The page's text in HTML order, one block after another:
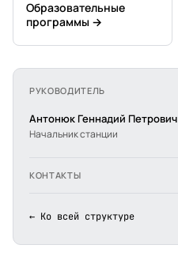
Образовательные
программы →
РУКОВОДИТЕЛЬ
Антонюк Геннадий Петрович
Начальник станции
КОНТАКТЫ
← Ко всей структуре